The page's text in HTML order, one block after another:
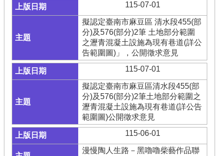
115-07-01
擬認定臺南市麻豆區 清水段455(部
分)及576(部分)2筆 土地部分範圍
之瀝青混凝土設施為現有巷道(詳公
告範圍圖)」，公開徵求意見
115-07-01
擬認定臺南市麻豆區清水段455(部
分)及576(部分)2筆土地部分範圍之
瀝青混凝土設施為現有巷道(詳公告
範圍圖)公開徵求意見
115-06-01
漫慢陶人生路－黑嚕嚕柴藝作品聯